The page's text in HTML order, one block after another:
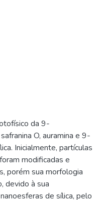
da 9-
O, auramina e 9-
Inicialmente, partículas
modificadas e
porém sua morfologia
devido à sua
de sílica, pelo